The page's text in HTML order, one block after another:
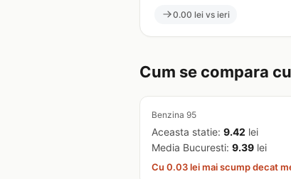
0.00 lei vs ieri
Cum se compara
Benzina 95
Aceasta statie: 9.42 lei
Media Bucuresti: 9.39 lei
Cu 0.03 lei mai scump decat